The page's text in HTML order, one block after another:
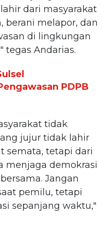
dari masyarakat
berani melapor, dan
di lingkungan
tegas Andarias.
PDPB
tidak
jujur tidak lahir
semata, tetapi dari
menjaga demokrasi
Jangan
pemilu, tetapi
sepanjang waktu,"